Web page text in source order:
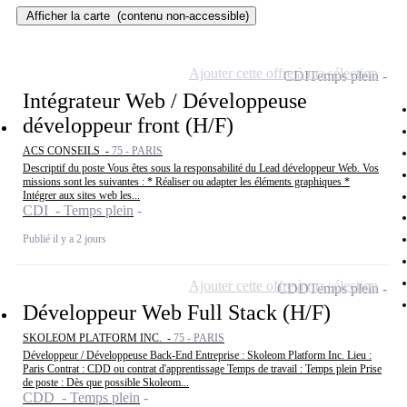
Afficher la carte (contenu non-accessible)
Intégrateur Web / Développeuse
développeur front (H/F)
ACS CONSEILS - 75 - PARIS
Descriptif du poste Vous êtes sous la responsabilité du Lead développeur Web. Vos
missions sont les suivantes : * Réaliser ou adapter les éléments graphiques *
Intégrer aux sites web les...
CDI - Temps plein
Publié il y a 2 jours
CDITemps plein
Ajouter cette offre à ma sélection
Développeur Web Full Stack (H/F)
SKOLEOM PLATFORM INC. - 75 - PARIS
Développeur / Développeuse Back-End Entreprise : Skoleom Platform Inc. Lieu :
Paris Contrat : CDD ou contrat d'apprentissage Temps de travail : Temps plein Prise
de poste : Dès que possible Skoleom...
CDD - Temps plein
CDDTemps plein
Ajouter cette offre à ma sélection